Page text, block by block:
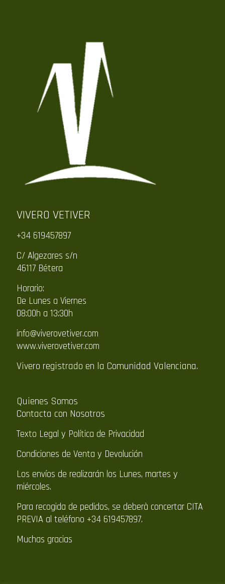
VIVERO VETIVER
+34 619457897
C/ Algezares s/n
46117 Bétera
Horario:
De Lunes a Viernes
08:00h a 13:30h
info@viverovetiver.com
www.viverovetiver.com
Vivero registrado en la Comunidad Valenciana.
Quienes Somos
Contacta con Nosotros
Texto Legal y Política de Privacidad
Condiciones de Venta y Devolución
Los envíos de realizarán los Lunes, martes y
miércoles.
Para recogida de pedidos, se deberà concertar CITA
PREVIA al teléfono +34 619457897.
Muchas gracias